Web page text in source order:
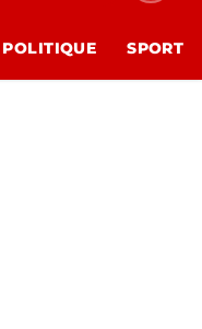
POLITIQUE SPORT